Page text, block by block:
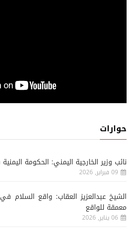
حوارات
نائب وزير الخارجية اليمني: الحكومة
09 فبراير, 2026
الشيخ عبدالعزيز العقاب: واقع السلام
معمقة للواقع
06 يناير, 2026